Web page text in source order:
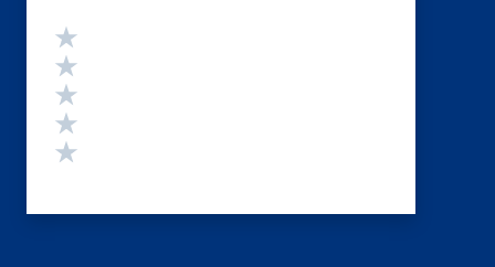
Valutazione